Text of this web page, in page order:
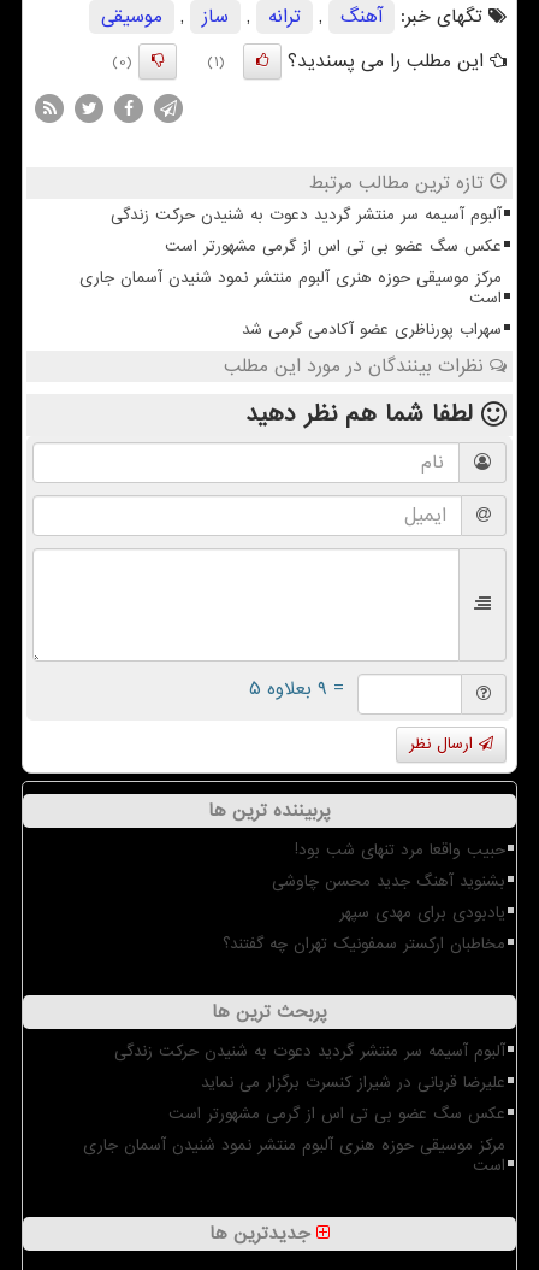
تگهای خبر:
آهنگ , ترانه , ساز ,
موسیقی
این مطلب را می پسندید؟
(1)
(0)
تازه ترین مطالب مرتبط
آلبوم آسیمه سر منتشر گردید دعوت به شنیدن حرکت زندگی
عکس سگ عضو بی تی اس از گرمی مشهورتر است
مرکز موسیقی حوزه هنری آلبوم منتشر نمود شنیدن آسمان جاری
است
سهراب پورناظری عضو آکادمی گرمی شد
نظرات بینندگان در مورد این مطلب
لطفا شما همنظر دهید
= ۹ بعلاوه ۵
ارسال نظر
پربیننده ترین ها
حبیب واقعا مرد تنهای شب بود!
بشنوید آهنگ جدید محسن چاوشی
یادبودی برای مهدی سپهر
مخاطبان ارکستر سمفونیک تهران چه گفتند؟
پربحث ترین ها
آلبوم آسیمه سر منتشر گردید دعوت به شنیدن حرکت زندگی
علیرضا قربانی در شیراز کنسرت برگزار می نماید
عکس سگ عضو بی تی اس از گرمی مشهورتر است
مرکز موسیقی حوزه هنری آلبوم منتشر نمود شنیدن آسمان جاری
است
جدیدترین ها